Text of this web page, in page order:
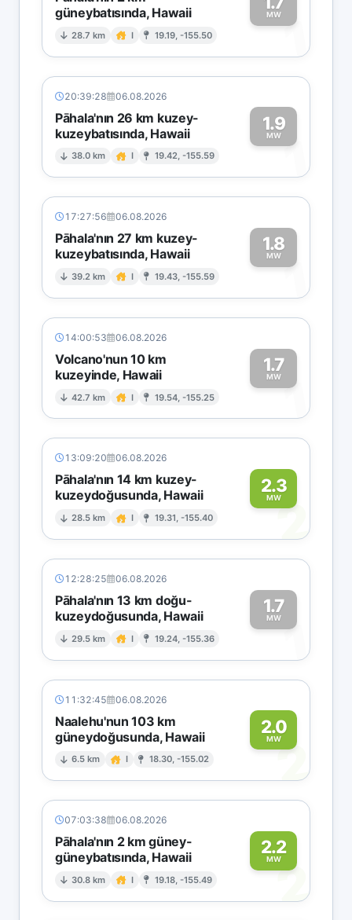
güneybatısında, Hawaii
28.7 km I 19.19, -155.50
MW1
20:39:28 06.08.2026
Pāhala'nın 26 km kuzey-
kuzeybatısında, Hawaii
38.0 km I 19.42, -155.59
1.9
MW1
17:27:56 06.08.2026
Pāhala'nın 27 km kuzey-
kuzeybatısında, Hawaii
39.2 km I 19.43, -155.59
1.8
MW1
14:00:53 06.08.2026
Volcano'nun 10 km
kuzeyinde, Hawaii
42.7 km I 19.54, -155.25
1.7
MW1
13:09:20 06.08.2026
Pāhala'nın 14 km kuzey-
kuzeydoğusunda, Hawaii
28.5 km I 19.31, -155.40
2.3
MW2
12:28:25 06.08.2026
Pāhala'nın 13 km doğu-
kuzeydoğusunda, Hawaii
29.5 km I 19.24, -155.36
1.7
MW1
11:32:45 06.08.2026
Naalehu'nun 103 km
güneydoğusunda, Hawaii
6.5 km I 18.30, -155.02
2.0
MW2
07:03:38 06.08.2026
Pāhala'nın 2 km güney-
güneybatısında, Hawaii
30.8 km I 19.18, -155.49
2.2
MW
2